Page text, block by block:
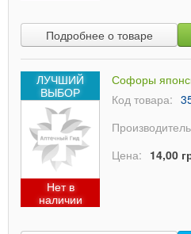
Подробнее о товаре
ЛУЧШИЙ
ВЫБОР
Нет в
наличии
Софоры
Код товара:
Цена: 14,00